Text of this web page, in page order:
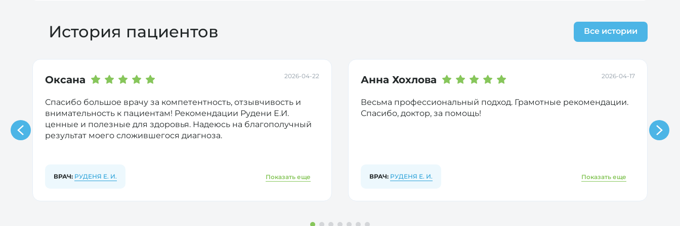
Избыток холестерина накапливается в стенках сосудов, образуя холестериновые бляшки. Как результат - сосуды становятся жестче и
уже. Из-за таких измененных сосудов страдает кровоток.
холестерина, терапевт может рекомендовать вам консультацию кардиолога.
История пациентов Все истории
Оксана 2026-04-22
Спасибо большое врачу за компетентность, отзывчивость и
внимательность к пациентам! Рекомендации Рудени Е.И.
ценные и полезные для здоровья. Надеюсь на благополучный
результат моего сложившегося диагноза.
ВРАЧ: РУДЕНЯ Е. И. Показать еще
Анна Хохлова 2026-04-17
Весьма профессиональный подход. Грамотные рекомендации.
Спасибо, доктор, за помощь!
ВРАЧ: РУДЕНЯ Е. И. Показать еще